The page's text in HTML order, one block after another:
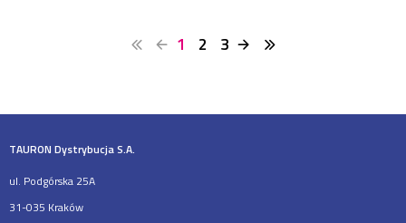
1 2 3
TAURON Dystrybucja S.A.
ul. Podgórska 25A
31-035 Kraków